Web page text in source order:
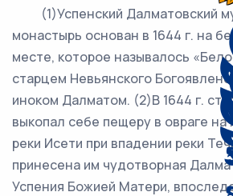
(1)Успенский Далматовский
монастырь основан в 1644 г. на
месте, которое называлось
старцем Невьянского
иноком Далматом. (2)В 1644 г.
выкопал себе пещеру в овраге на
реки Исети при впадении реки
принесена им чудотворная
Успения Божией Матери,